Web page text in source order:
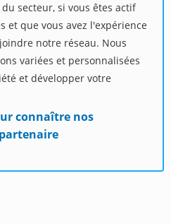
secteur, si vous êtes actif
et que vous avez l'expérience
notre réseau. Nous
variées et personnalisées
et développer votre
connaître nos